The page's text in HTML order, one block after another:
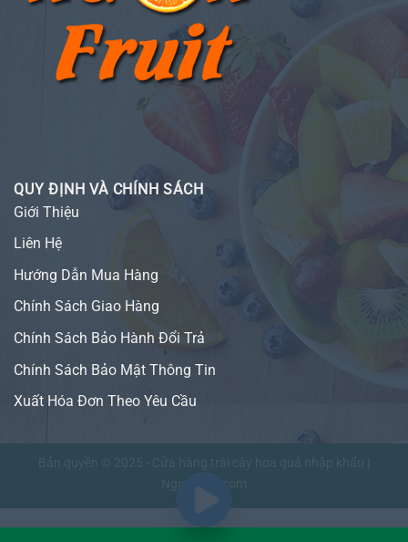
QUY ĐỊNH VÀ CHÍNH SÁCH
Giới Thiệu
Liên Hệ
Hướng Dẫn Mua Hàng
Chính Sách Giao Hàng
Chính Sách Bảo Hành Đổi Trả
Chính Sách Bảo Mật Thông Tin
Xuất Hóa Đơn Theo Yêu Cầu
Bản quyền © 2025 - Cửa hàng trái cây hoa quả nhập khẩu |
NgonFruit.com